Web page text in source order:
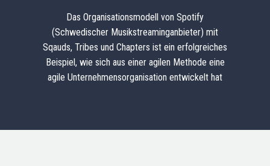
Das Organisationsmodell von Spotify
(Schwedischer Musikstreaminganbieter) mit
Sqauds, Tribes und Chapters ist ein erfolgreiches
Beispiel, wie sich aus einer agilen Methode eine
agile Unternehmensorganisation entwickelt hat